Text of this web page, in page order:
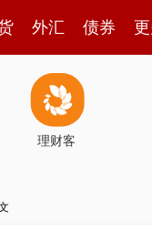
外汇 债券
理财客